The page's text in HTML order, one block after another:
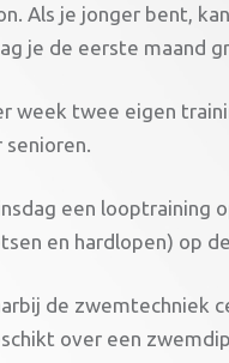
Als je jonger bent,
je de eerste maand
week twee eigen
een looptraining
en hardlopen) op
de zwemtechniek
over een